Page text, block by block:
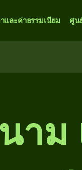
และค่าธรรมเนียม ศูน
าม